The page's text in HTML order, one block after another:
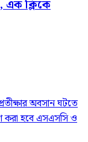
এক ক্লিকে
অবসান ঘটতে
করা হবে এসএসসি ও